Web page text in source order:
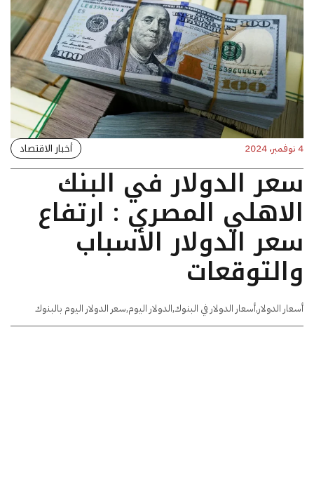
4 نوفمبر، 2024 أخبار الاقتصاد
سعر الدولار في البنك
الاهلي المصري : ارتفاع
سعر الدولار الأسباب
والتوقعات
أسعار الدولار,أسعار الدولار في البنوك,الدولار اليوم,سعر الدولار اليوم بالبنوك